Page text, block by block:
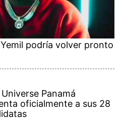
podría volver pronto
Panamá
oficialmente a sus 28